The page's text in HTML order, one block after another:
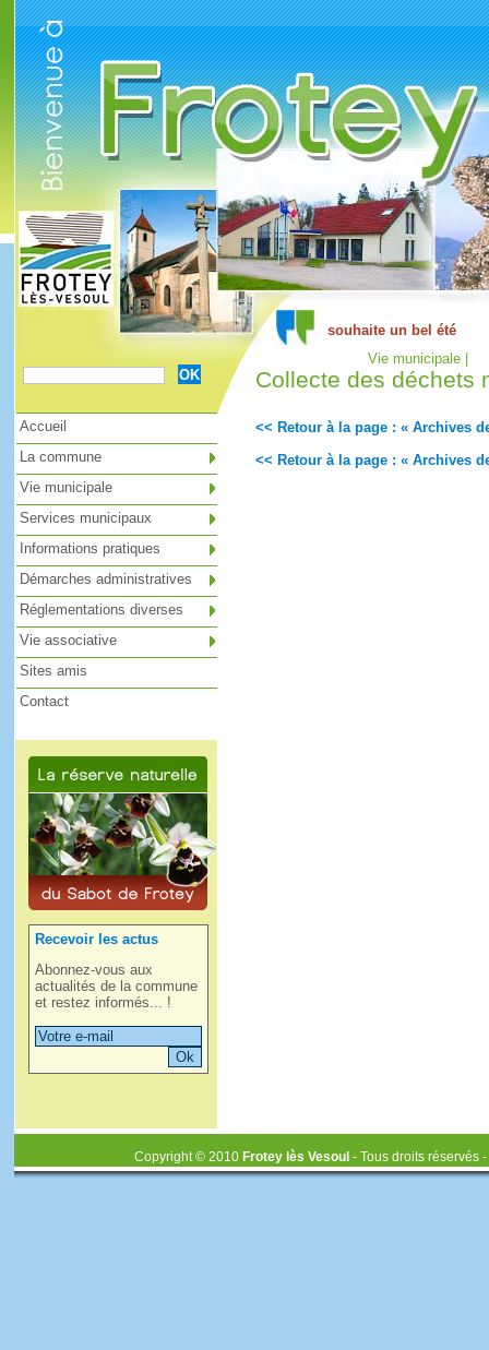
Recevoir les actus
Abonnez-vous aux
actualités de la commune
et restez informés... !
Vie municipale |
Collecte des déchets
<< Retour à la page : « Archives
<< Retour à la page : « Archives
Copyright © 2010 Frotey lès Vesoul - Tous droits réservés
Accueil
La commune
Vie municipale
Services municipaux
Informations pratiques
Démarches administratives
Réglementations diverses
Vie associative
Sites amis
Contact
Cookies management panel